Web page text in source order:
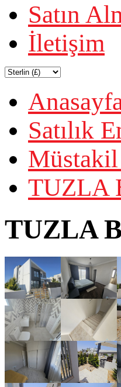
Satın
İletişim
Satılık
TUZLA
TUZLA